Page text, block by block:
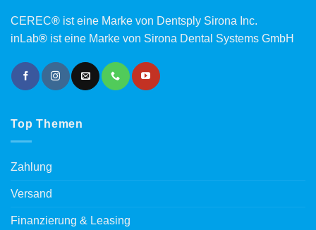
CEREC® ist eine Marke von Dentsply Sirona Inc.
inLab® ist eine Marke von Sirona Dental Systems GmbH
Top Themen
Zahlung
Versand
Finanzierung & Leasing